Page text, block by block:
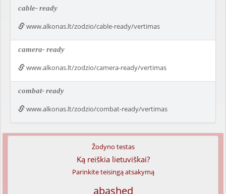
cable-ready
www.alkonas.lt/zodzio/cable-ready/vertimas
camera-ready
www.alkonas.lt/zodzio/camera-ready/vertimas
combat-ready
www.alkonas.lt/zodzio/combat-ready/vertimas
Žodyno testas
Ką reiškia lietuviškai?
Parinkite teisingą atsakymą
abashed